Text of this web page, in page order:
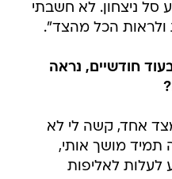
סל ניצחון. לא חשבתי
הכל מהצד".
חודשיים, נראה
אחד, קשה לי לא
תמיד מושך אותי,
לעלות לאליפות